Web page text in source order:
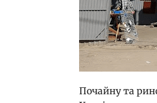
Почайну та